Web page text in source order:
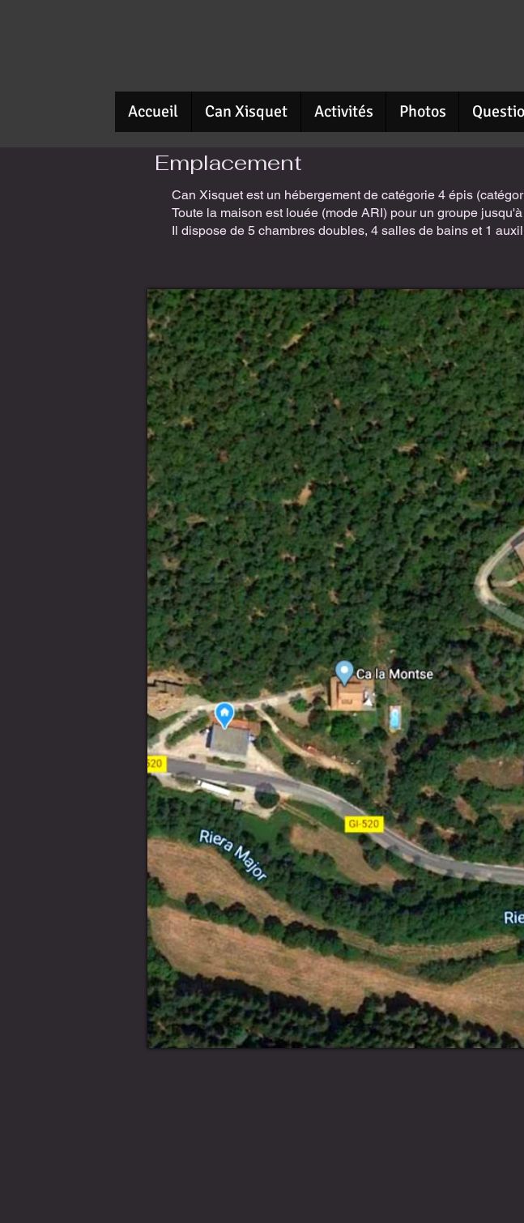
Accueil Can Xisquet Activités Photos
Emplacement
Can Xisquet est un hébergement de catégorie 4 épis
Toute la maison est louée (mode ARI) pour un groupe
Il dispose de 5 chambres doubles, 4 salles de bains et 1